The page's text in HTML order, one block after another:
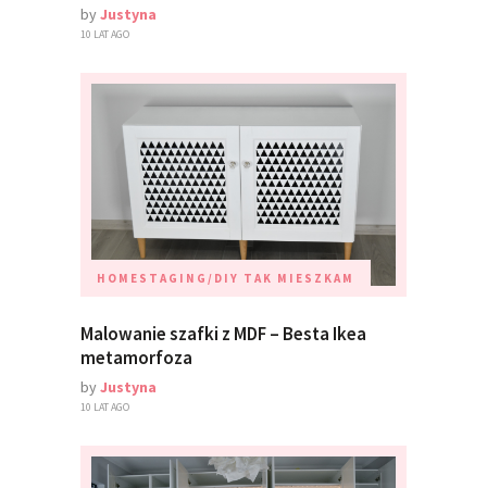
byJustyna
10 LAT AGO
HOMESTAGING/DIY TAK MIESZKAM
Malowanie szafki z MDF – Besta Ikea
metamorfoza
byJustyna
10 LAT AGO